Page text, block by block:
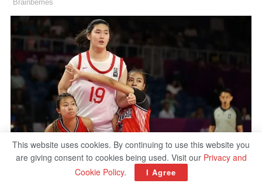
This website uses cookies. By continuing to use this website you
are giving consent to cookies being used. Visit our Privacy and
Cookie Policy. I Agree